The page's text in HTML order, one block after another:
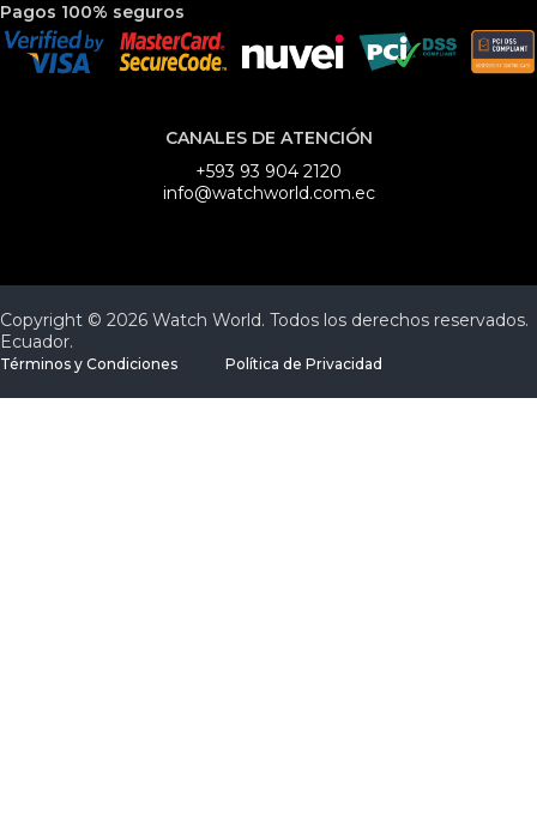
Pagos 100% seguros
CANALES DE ATENCIÓN
+593 93 904 2120
info@watchworld.com.ec
Copyright © 2026 Watch World. Todos los derechos reservados.
Ecuador.
Términos y Condiciones Política de Privacidad